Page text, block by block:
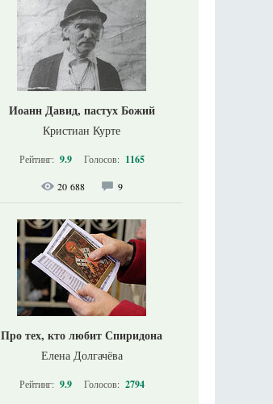
Иоанн Давид, пастух Божий
Кристиан Курте
Рейтинг: 9.9 Голосов: 1165
20 688 9
Про тех, кто любит Спиридона
Елена Долгачёва
Рейтинг: 9.9 Голосов: 2794